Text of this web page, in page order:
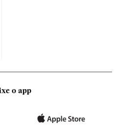
o app